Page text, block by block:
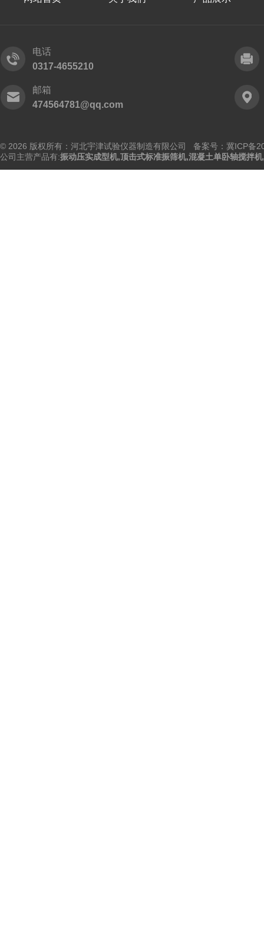
电话
0317-4655210
邮箱
474564781@qq.com
© 2026 版权所有：河北宇津试验仪器制造有限公司 备案号：冀ICP备
公司主营产品有:振动压实成型机,顶击式标准振筛机,混凝土单卧轴搅拌机